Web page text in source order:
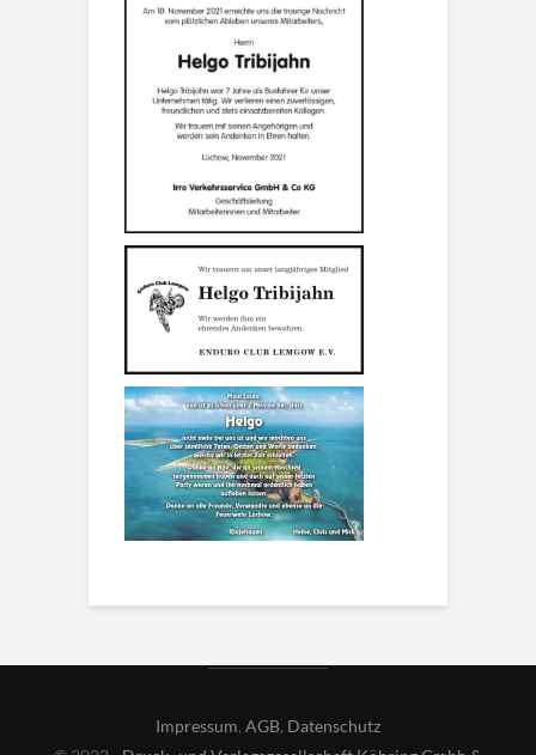
Impressum, AGB, Datenschutz